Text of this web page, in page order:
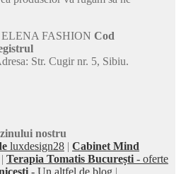
FASHION Cod
Str. Cugir nr. 5, Sibiu.
nostru
luxdesign28 | Cabinet Mind
| Terapia Tomatis București - oferte
- Un altfel de blog |